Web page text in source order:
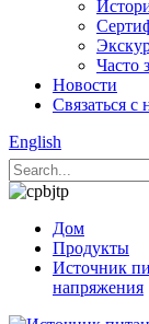
Часто
Новости
Связаться с
English
Дом
Продукты
Источник
напряжения